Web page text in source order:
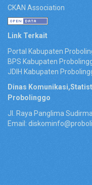
CKAN Association
Link Terkait
Portal Kabupaten
BPS Kabupaten
JDIH Kabupaten
Dinas
Probolinggo
Jl. Raya Panglima
Email: